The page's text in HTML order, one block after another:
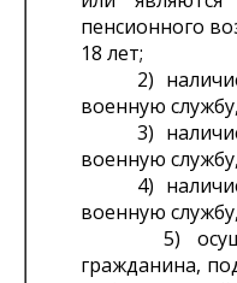
пенсионного
18 лет;
2) наличие
военную
3) наличие
военную
4) наличие
военную
5)
гражданина,